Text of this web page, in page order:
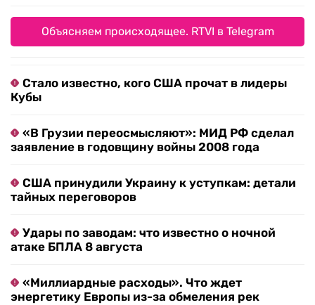
Объясняем происходящее. RTVI в Telegram
Стало известно, кого США прочат в лидеры
Кубы
«В Грузии переосмысляют»: МИД РФ сделал
заявление в годовщину войны 2008 года
США принудили Украину к уступкам: детали
тайных переговоров
Удары по заводам: что известно о ночной
атаке БПЛА 8 августа
«Миллиардные расходы». Что ждет
энергетику Европы из-за обмеления рек